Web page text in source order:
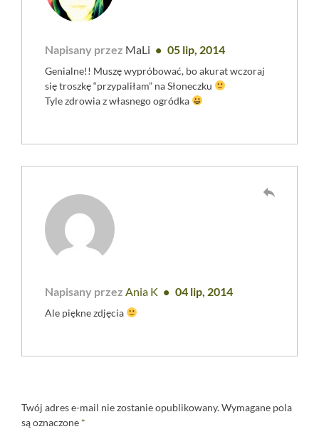
Napisany przez MaLi 05 lip, 2014
Genialne!! Muszę wypróbować, bo akurat wczoraj
się troszkę “przypaliłam” na Słoneczku
Tyle zdrowia z własnego ogródka
Napisany przez Ania K 04 lip, 2014
Ale piękne zdjęcia
reply
Twój adres e-mail nie zostanie opublikowany.Wymagane pola
są oznaczone *